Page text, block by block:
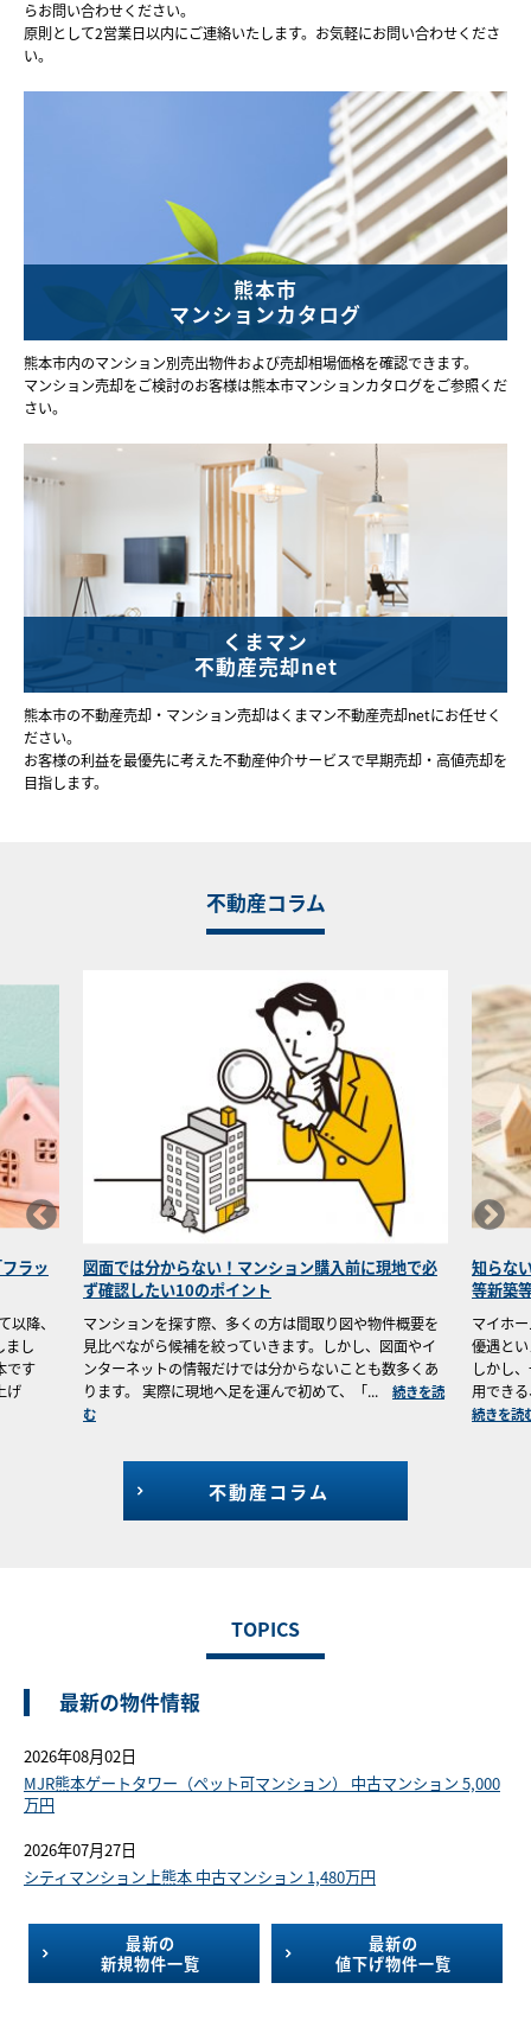
らお問い合わせください。
原則として2営業日以内にご連絡いたします。お気軽にお問い合わせくださ
い。
熊本市
マンションカタログ
熊本市内のマンション別売出物件および売却相場価格を確認できます。
マンション売却をご検討のお客様は熊本市マンションカタログをご参照くだ
さい。
くまマン
不動産売却net
熊本市の不動産売却・マンション売却はくまマン不動産売却netにお任せく
ださい。
お客様の利益を最優先に考えた不動産仲介サービスで早期売却・高値売却を
目指します。
不動産コラム
で必
要を
やイ
くあ
続きを読
知らないと損！認定住宅なら受けられる「認定住宅
等新築等特別税額控除」とは？
マイホームを購入する際、多くの方が思い浮かべる税制
優遇といえば「住宅ローン控除」ではないでしょうか。
しかし、一定の性能を備えた住宅を取得した方だけが利
用できる、もう一つの税制優遇制度があります。それ...
続きを読む
マンシ
おきた
マンシ
育てた
ている
め、「
続きを読
不動産コラム
TOPICS
最新の物件情報
2026年08月02日
MJR熊本ゲートタワー（ペット可マンション） 中古マンション 5,000
万円
2026年07月27日
シティマンション上熊本 中古マンション 1,480万円
最新の
新規物件一覧
最新の
値下げ物件一覧